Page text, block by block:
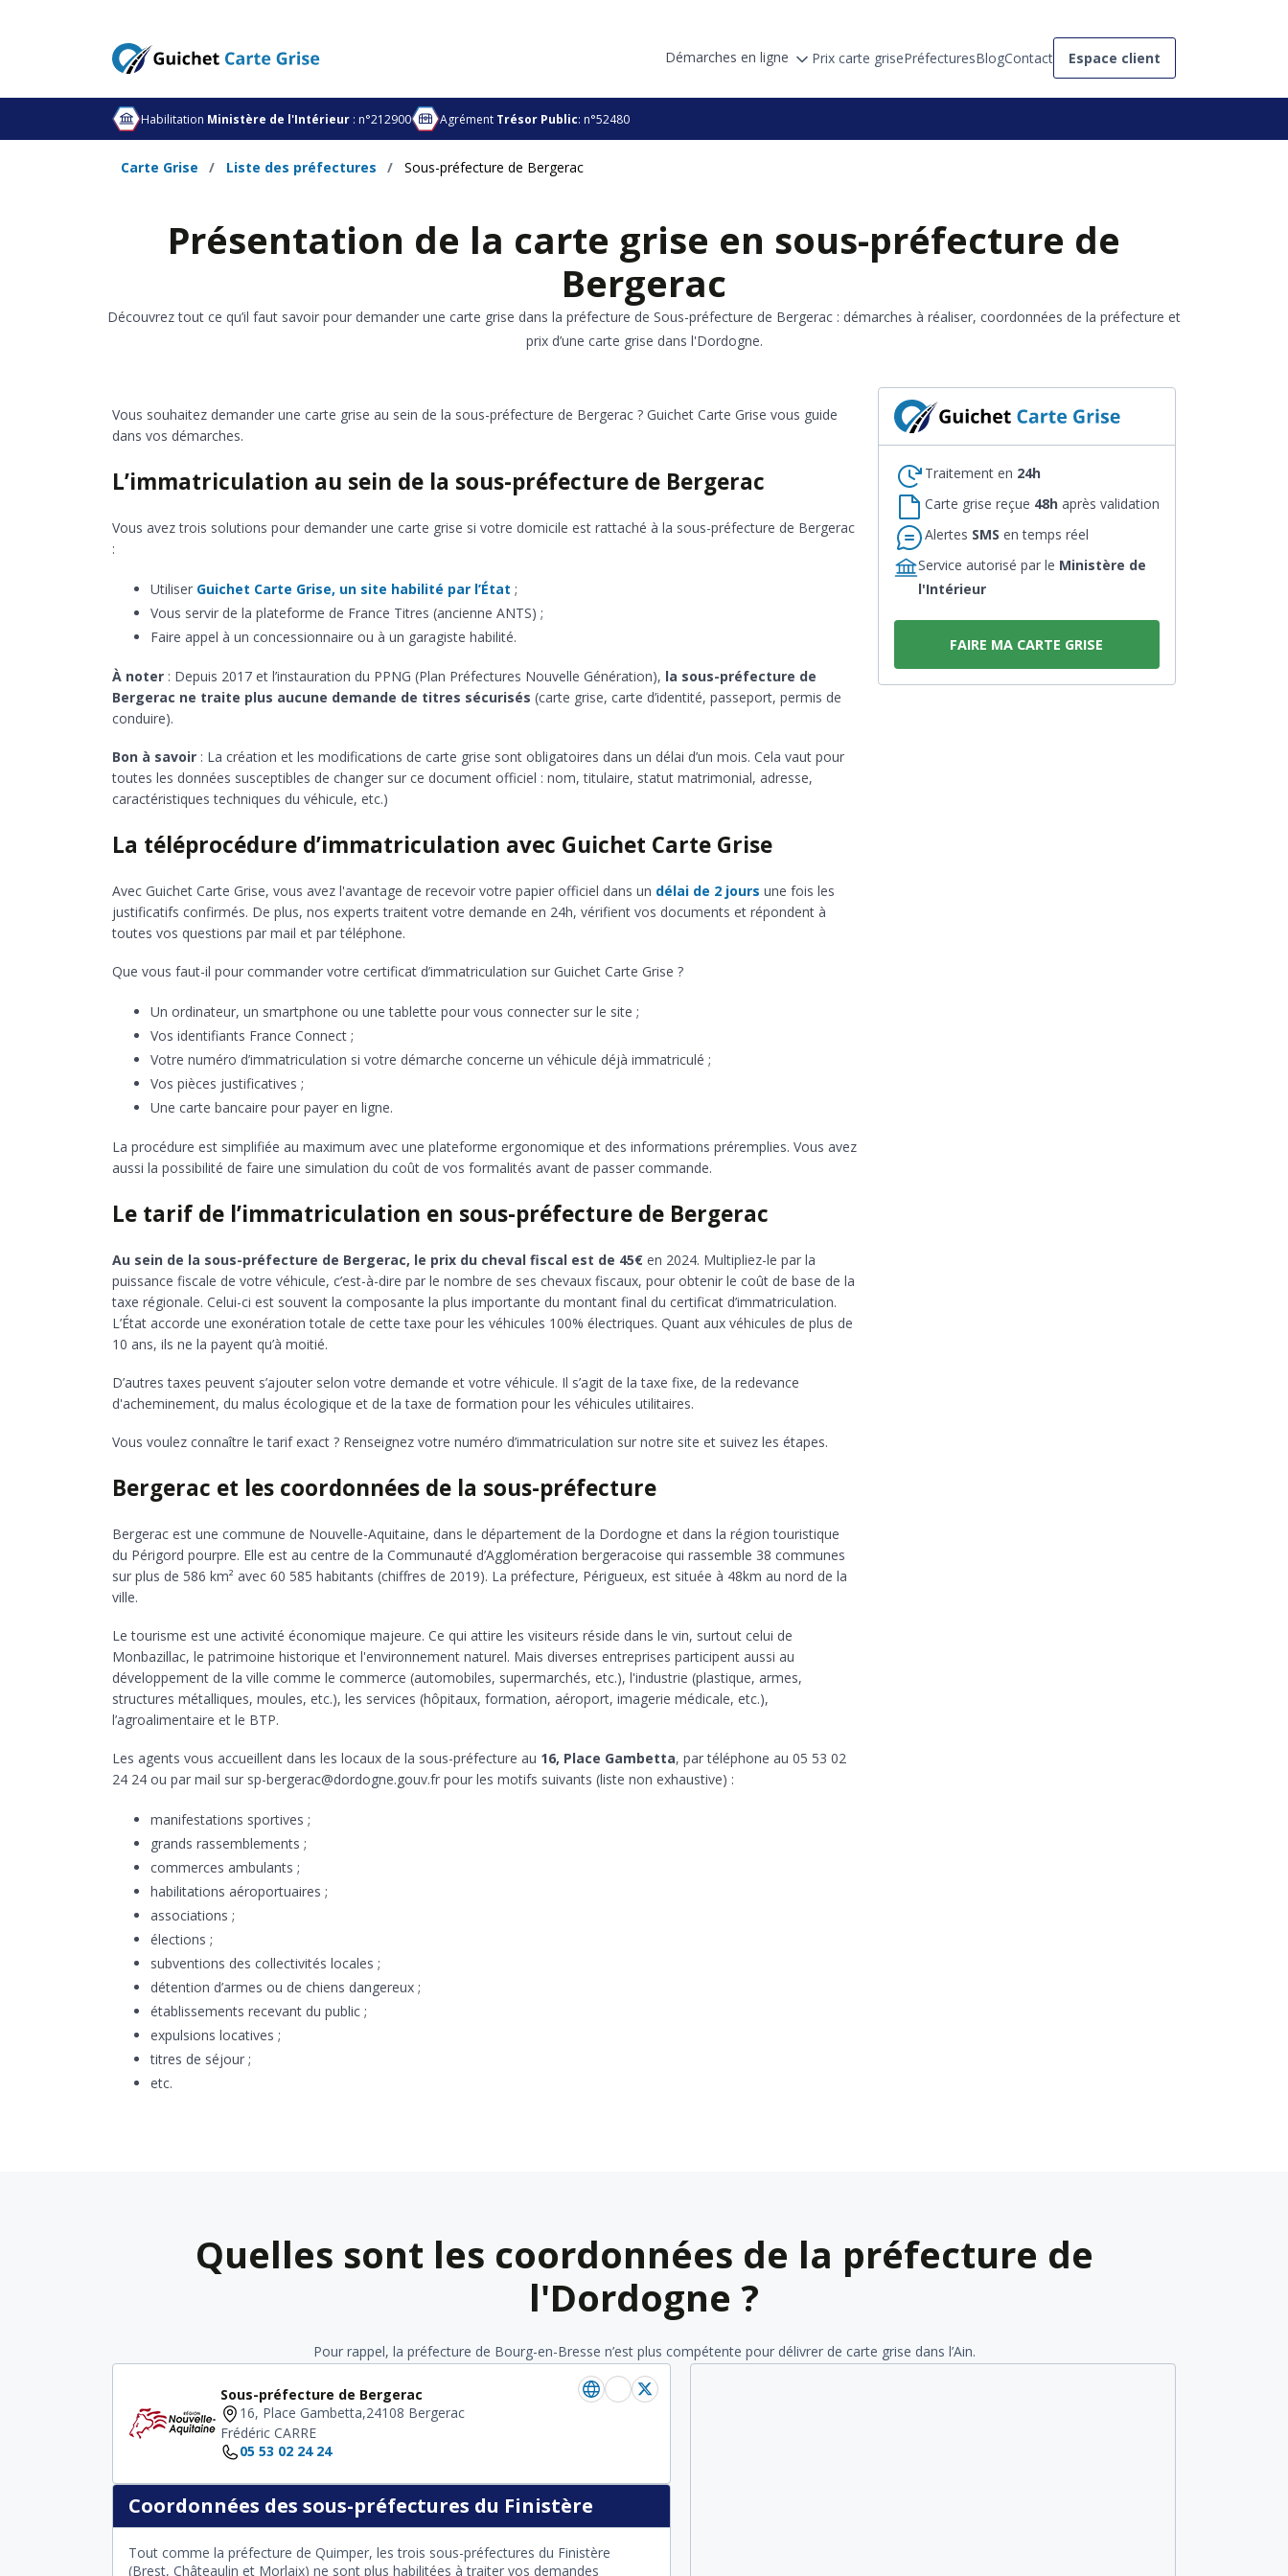
Démarches en ligne Prix carte grisePréfecturesBlogContact Espace client
Habilitation Ministère de l'Intérieur : n°212900 Agrément Trésor Public: n°52480
Carte Grise Liste des préfectures Sous-préfecture de Bergerac
Présentation de la carte grise en sous-préfecture de
Bergerac
Découvrez tout ce qu’il faut savoir pour demander une carte grise dans la préfecture de Sous-préfecture de Bergerac : démarches à réaliser, coordonnées de la préfecture et
prix d’une carte grise dans l'Dordogne.
Vous souhaitez demander une carte grise au sein de la sous-préfecture de Bergerac ? Guichet Carte Grise vous guide
dans vos démarches.
L’immatriculation au sein de la sous-préfecture de Bergerac
Vous avez trois solutions pour demander une carte grise si votre domicile est rattaché à la sous-préfecture de Bergerac
:
Utiliser Guichet Carte Grise, un site habilité par l’État ;
Vous servir de la plateforme de France Titres (ancienne ANTS) ;
Faire appel à un concessionnaire ou à un garagiste habilité.
À noter : Depuis 2017 et l’instauration du PPNG (Plan Préfectures Nouvelle Génération), la sous-préfecture de
Bergerac ne traite plus aucune demande de titres sécurisés (carte grise, carte d’identité, passeport, permis de
conduire).
Bon à savoir : La création et les modifications de carte grise sont obligatoires dans un délai d’un mois. Cela vaut pour
toutes les données susceptibles de changer sur ce document officiel : nom, titulaire, statut matrimonial, adresse,
caractéristiques techniques du véhicule, etc.)
La téléprocédure d’immatriculation avec Guichet Carte Grise
Avec Guichet Carte Grise, vous avez l'avantage de recevoir votre papier officiel dans un délai de 2 jours une fois les
justificatifs confirmés. De plus, nos experts traitent votre demande en 24h, vérifient vos documents et répondent à
toutes vos questions par mail et par téléphone.
Que vous faut-il pour commander votre certificat d’immatriculation sur Guichet Carte Grise ?
Un ordinateur, un smartphone ou une tablette pour vous connecter sur le site ;
Vos identifiants France Connect ;
Votre numéro d’immatriculation si votre démarche concerne un véhicule déjà immatriculé ;
Vos pièces justificatives ;
Une carte bancaire pour payer en ligne.
La procédure est simplifiée au maximum avec une plateforme ergonomique et des informations préremplies. Vous avez
aussi la possibilité de faire une simulation du coût de vos formalités avant de passer commande.
Le tarif de l’immatriculation en sous-préfecture de Bergerac
Au sein de la sous-préfecture de Bergerac, le prix du cheval fiscal est de 45€ en 2024. Multipliez-le par la
puissance fiscale de votre véhicule, c’est-à-dire par le nombre de ses chevaux fiscaux, pour obtenir le coût de base de la
taxe régionale. Celui-ci est souvent la composante la plus importante du montant final du certificat d’immatriculation.
L’État accorde une exonération totale de cette taxe pour les véhicules 100% électriques. Quant aux véhicules de plus de
10 ans, ils ne la payent qu’à moitié.
D’autres taxes peuvent s’ajouter selon votre demande et votre véhicule. Il s’agit de la taxe fixe, de la redevance
d'acheminement, du malus écologique et de la taxe de formation pour les véhicules utilitaires.
Vous voulez connaître le tarif exact ? Renseignez votre numéro d’immatriculation sur notre site et suivez les étapes.
Bergerac et les coordonnées de la sous-préfecture
Bergerac est une commune de Nouvelle-Aquitaine, dans le département de la Dordogne et dans la région touristique
du Périgord pourpre. Elle est au centre de la Communauté d’Agglomération bergeracoise qui rassemble 38 communes
sur plus de 586 km² avec 60 585 habitants (chiffres de 2019). La préfecture, Périgueux, est située à 48km au nord de la
ville.
Le tourisme est une activité économique majeure. Ce qui attire les visiteurs réside dans le vin, surtout celui de
Monbazillac, le patrimoine historique et l'environnement naturel. Mais diverses entreprises participent aussi au
développement de la ville comme le commerce (automobiles, supermarchés, etc.), l'industrie (plastique, armes,
structures métalliques, moules, etc.), les services (hôpitaux, formation, aéroport, imagerie médicale, etc.),
l’agroalimentaire et le BTP.
Les agents vous accueillent dans les locaux de la sous-préfecture au 16, Place Gambetta, par téléphone au 05 53 02
24 24 ou par mail sur sp-bergerac@dordogne.gouv.fr pour les motifs suivants (liste non exhaustive) :
manifestations sportives ;
grands rassemblements ;
commerces ambulants ;
habilitations aéroportuaires ;
associations ;
élections ;
subventions des collectivités locales ;
détention d’armes ou de chiens dangereux ;
établissements recevant du public ;
expulsions locatives ;
titres de séjour ;
etc.
Traitement en 24h
Carte grise reçue 48haprès validation
Alertes SMS en temps réel
Service autorisé par le Ministère de
l'Intérieur
FAIRE MA CARTE GRISE
Quelles sont les coordonnées de la préfecture de
l'Dordogne ?
Pour rappel, la préfecture de Bourg-en-Bresse n’est plus compétente pour délivrer de carte grise dans l’Ain.
Sous-préfecture de Bergerac
16, Place Gambetta,24108 Bergerac
Frédéric CARRE
05 53 02 24 24
Coordonnées des sous-préfectures du Finistère
Tout comme la préfecture de Quimper, les trois sous-préfectures du Finistère
(Brest, Châteaulin et Morlaix) ne sont plus habilitées à traiter vos demandes